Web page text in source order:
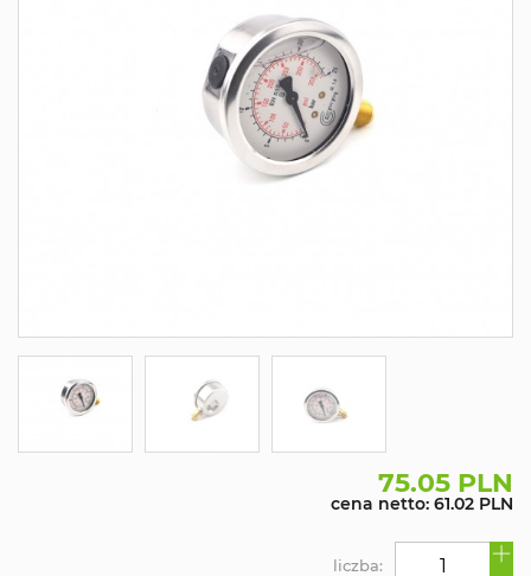
75.05 PLN
cena netto: 61.02 PLN
liczba: